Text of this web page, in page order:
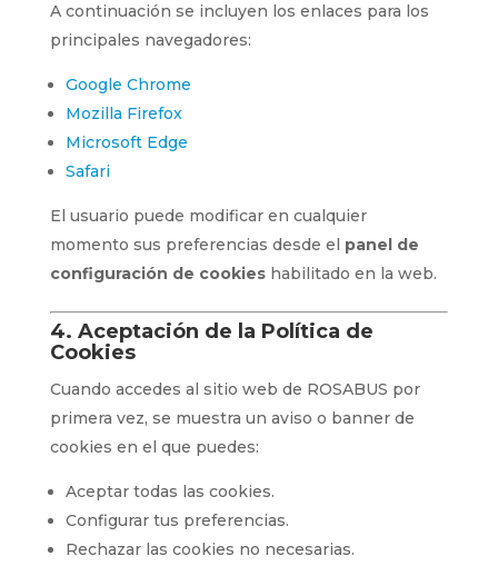
A continuación se incluyen los enlaces para los
principales navegadores:
Google Chrome
Mozilla Firefox
Microsoft Edge
Safari
El usuario puede modificar en cualquier
momento sus preferencias desde el panel de
configuración de cookieshabilitado en la web.
4. Aceptación de la Política de
Cookies
Cuando accedes al sitio web de ROSABUS por
primera vez, se muestra un aviso o banner de
cookies en el que puedes:
Aceptar todas las cookies.
Configurar tus preferencias.
Rechazar las cookies no necesarias.